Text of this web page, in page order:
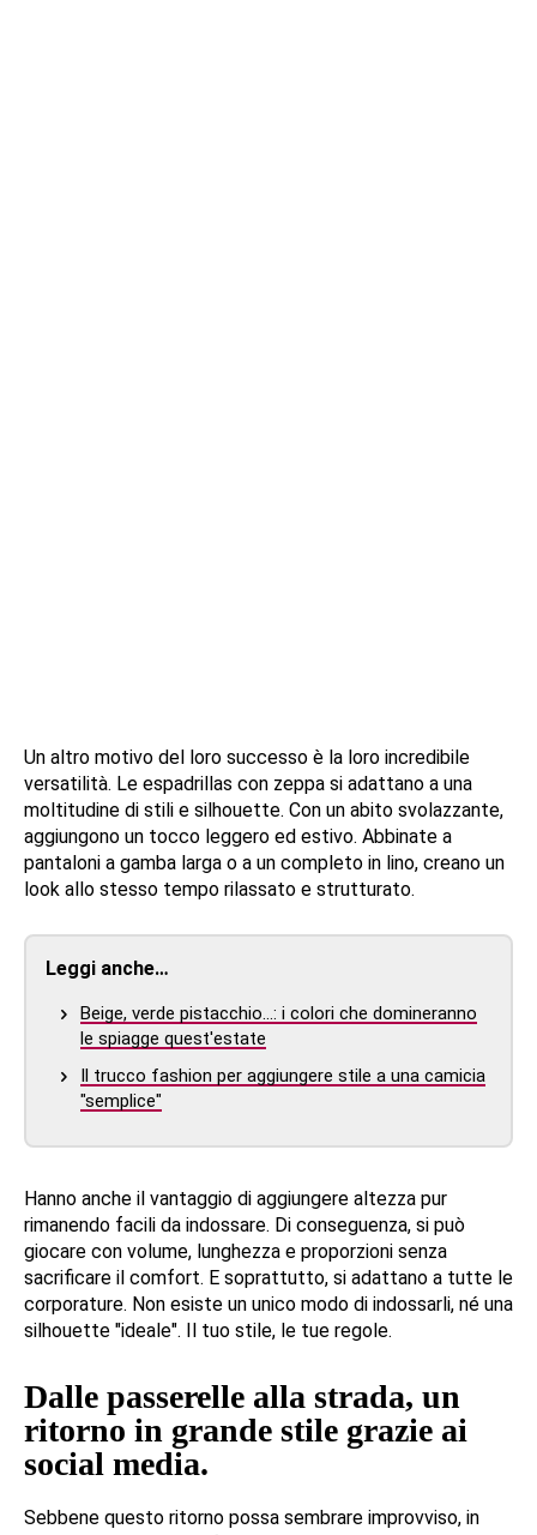
Un altro motivo del loro successo è la loro incredibile
versatilità. Le espadrillas con zeppa si adattano a una
moltitudine di stili e silhouette. Con un abito svolazzante,
aggiungono un tocco leggero ed estivo. Abbinate a
pantaloni a gamba larga o a un completo in lino, creano un
look allo stesso tempo rilassato e strutturato.
Leggi anche…
Beige, verde pistacchio...: i colori che domineranno
le spiagge quest'estate
Il trucco fashion per aggiungere stile a una camicia
"semplice"
Hanno anche il vantaggio di aggiungere altezza pur
rimanendo facili da indossare. Di conseguenza, si può
giocare con volume, lunghezza e proporzioni senza
sacrificare il comfort. E soprattutto, si adattano a tutte le
corporature. Non esiste un unico modo di indossarli, né una
silhouette "ideale". Il tuo stile, le tue regole.
Dalle passerelle alla strada, un
ritorno in grande stile grazie ai
social media.
Sebbene questo ritorno possa sembrare improvviso, in